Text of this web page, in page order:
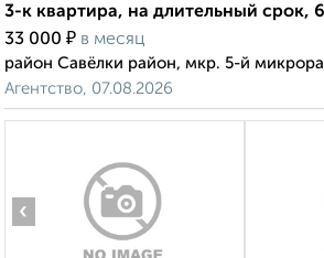
3-к квартира, на длительный срок,
33 000 ₽ в месяц
район Савёлки район, мкр. 5-й
Агентство, 07.08.2026
‹